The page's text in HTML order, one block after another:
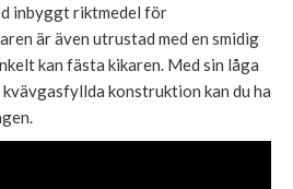
inbyggt riktmedel för
är även utrustad med en smidig
kan fästa kikaren. Med sin låga
konstruktion kan du ha